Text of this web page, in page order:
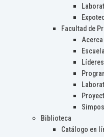
Facultad de
Acerca
Biblioteca
Catálogo en